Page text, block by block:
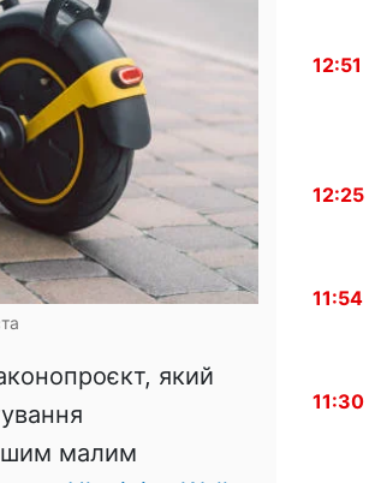
який
малим
12:51
12:25
11:54
11:30